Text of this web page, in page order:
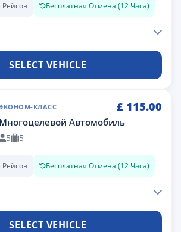
Бесплатная Отмена (12 Часа)
SELECT VEHICLE
КЛАСС £ 115.00
Многоцелевой Автомобиль
5 5
Бесплатная Отмена (12 Часа)
SELECT VEHICLE